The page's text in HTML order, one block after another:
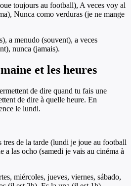
toujours au football), A veces voy al
Nunca como verduras (je ne mange
a menudo (souvent), a veces
nunca (jamais).
et les heures
de dire quand tu fais une
de dire à quelle heure. En
le lundi.
de la tarde (lundi je joue au football
a las ocho (samedi je vais au cinéma à
miércoles, jueves, viernes, sábado,